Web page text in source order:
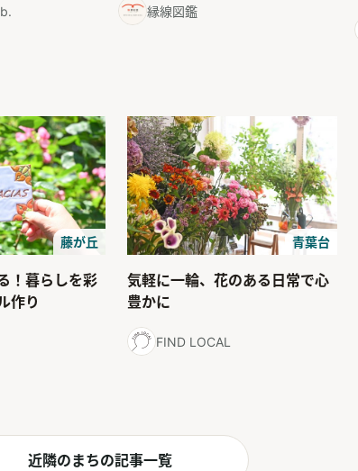
縁線図鑑
藤が丘
！暮らしを彩
作り
青葉台
気軽に一輪、花のある日常で心
豊かに
FIND LOCAL
近隣のまちの記事一覧